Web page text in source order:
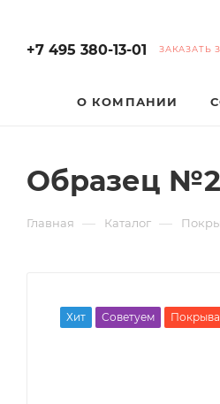
+7 495 380-13-01 ЗАКАЗАТЬ
О КОМПАНИИ
Образец
Главная — Каталог —
Хит Советуем